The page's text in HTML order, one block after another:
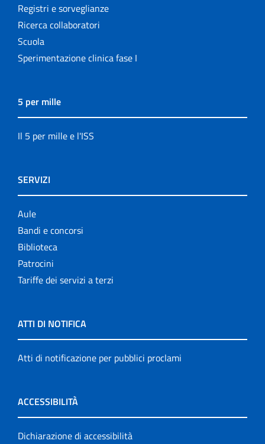
Registri e sorveglianze
Ricerca collaboratori
Scuola
Sperimentazione clinica fase I
5 per mille
Il 5 per mille e l'ISS
SERVIZI
Aule
Bandi e concorsi
Biblioteca
Patrocini
Tariffe dei servizi a terzi
ATTI DI NOTIFICA
Atti di notificazione per pubblici proclami
ACCESSIBILITÀ
Dichiarazione di accessibilità